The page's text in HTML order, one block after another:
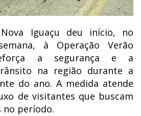
Iguaçu deu início, no
à Operação Verão
a segurança e a
na região durante a
do ano. A medida atende
de visitantes que buscam
no período.